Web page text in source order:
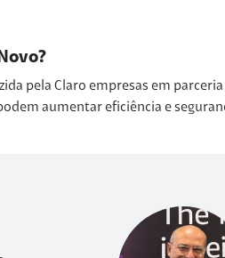
pela Claro empresas em
aumentar eficiência e